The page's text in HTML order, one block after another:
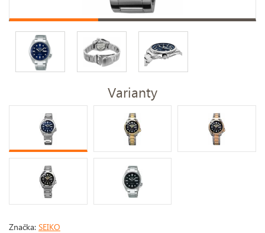
Varianty
Značka: SEIKO